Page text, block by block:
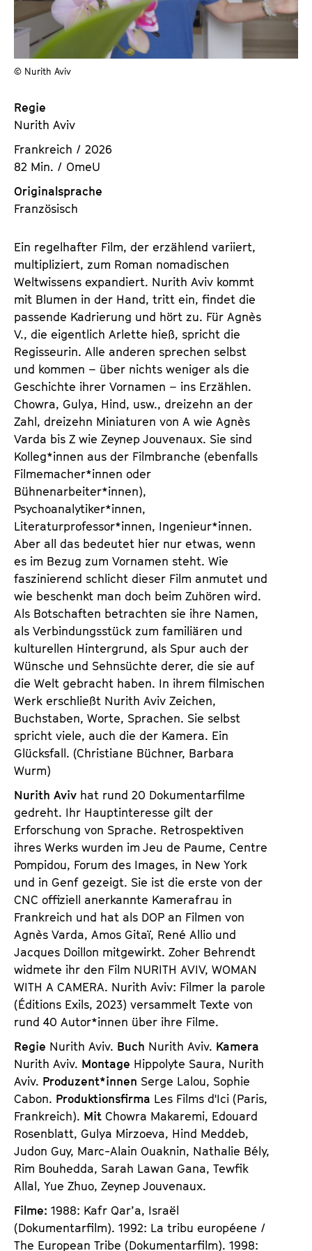
u
e
V
.
© Nurith Aviv
Regie
Nurith Aviv
Frankreich / 2026
82 Min. / OmeU
Originalsprache
Französisch
Ein regelhafter Film, der erzählend variiert,
multipliziert, zum Roman nomadischen
Weltwissens expandiert. Nurith Aviv kommt
mit Blumen in der Hand, tritt ein, findet die
passende Kadrierung und hört zu. Für Agnès
V., die eigentlich Arlette hieß, spricht die
Regisseurin. Alle anderen sprechen selbst
und kommen – über nichts weniger als die
Geschichte ihrer Vornamen – ins Erzählen.
Chowra, Gulya, Hind, usw., dreizehn an der
Zahl, dreizehn Miniaturen von A wie Agnès
Varda bis Z wie Zeynep Jouvenaux. Sie sind
Kolleg*innen aus der Filmbranche (ebenfalls
Filmemacher*innen oder
Bühnenarbeiter*innen),
Psychoanalytiker*innen,
Literaturprofessor*innen, Ingenieur*innen.
Aber all das bedeutet hier nur etwas, wenn
es im Bezug zum Vornamen steht. Wie
faszinierend schlicht dieser Film anmutet und
wie beschenkt man doch beim Zuhören wird.
Als Botschaften betrachten sie ihre Namen,
als Verbindungsstück zum familiären und
kulturellen Hintergrund, als Spur auch der
Wünsche und Sehnsüchte derer, die sie auf
die Welt gebracht haben. In ihrem filmischen
Werk erschließt Nurith Aviv Zeichen,
Buchstaben, Worte, Sprachen. Sie selbst
spricht viele, auch die der Kamera. Ein
Glücksfall. (Christiane Büchner, Barbara
Wurm)
Nurith Aviv hat rund 20 Dokumentarfilme
gedreht. Ihr Hauptinteresse gilt der
Erforschung von Sprache. Retrospektiven
ihres Werks wurden im Jeu de Paume, Centre
Pompidou, Forum des Images, in New York
und in Genf gezeigt. Sie ist die erste von der
CNC offiziell anerkannte Kamerafrau in
Frankreich und hat als DOP an Filmen von
Agnès Varda, Amos Gitaï, René Allio und
Jacques Doillon mitgewirkt. Zoher Behrendt
widmete ihr den Film NURITH AVIV, WOMAN
WITH A CAMERA. Nurith Aviv: Filmer la parole
(Éditions Exils, 2023) versammelt Texte von
rund 40 Autor*innen über ihre Filme.
Regie Nurith Aviv. Buch Nurith Aviv. Kamera
Nurith Aviv. Montage Hippolyte Saura, Nurith
Aviv. Produzent*innen Serge Lalou, Sophie
Cabon. Produktionsfirma Les Films d'Ici (Paris,
Frankreich). Mit Chowra Makaremi, Edouard
Rosenblatt, Gulya Mirzoeva, Hind Meddeb,
Judon Guy, Marc-Alain Ouaknin, Nathalie Bély,
Rim Bouhedda, Sarah Lawan Gana, Tewfik
Allal, Yue Zhuo, Zeynep Jouvenaux.
Filme: 1988: Kafr Qar’a, Israël
(Dokumentarfilm). 1992: La tribu européene /
The European Tribe (Dokumentarfilm). 1998: